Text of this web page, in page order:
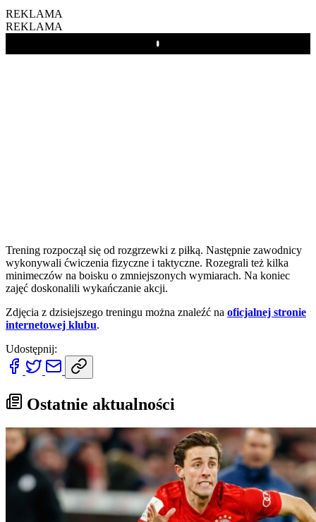
REKLAMA
REKLAMA
Play
Trening rozpoczął się od rozgrzewki z piłką. Następnie zawodnicy
wykonywali ćwiczenia fizyczne i taktyczne. Rozegrali też kilka
minimeczów na boisku o zmniejszonych wymiarach. Na koniec
zajęć doskonalili wykańczanie akcji.
Zdjęcia z dzisiejszego treningu można znaleźć na oficjalnej stronie
internetowej klubu.
Udostępnij:
Ostatnie aktualności